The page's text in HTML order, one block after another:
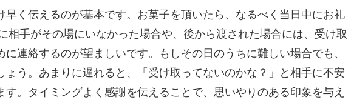
早く伝えるのが基本です。お菓子を頂いたら、なるべく当日中にお礼
相手がその場にいなかった場合や、後から渡された場合には、受け取
連絡するのが望ましいです。もしその日のうちに難しい場合でも、
ょう。あまりに遅れると、「受け取ってないのかな？」と相手に不安
す。タイミングよく感謝を伝えることで、思いやりのある印象を与え